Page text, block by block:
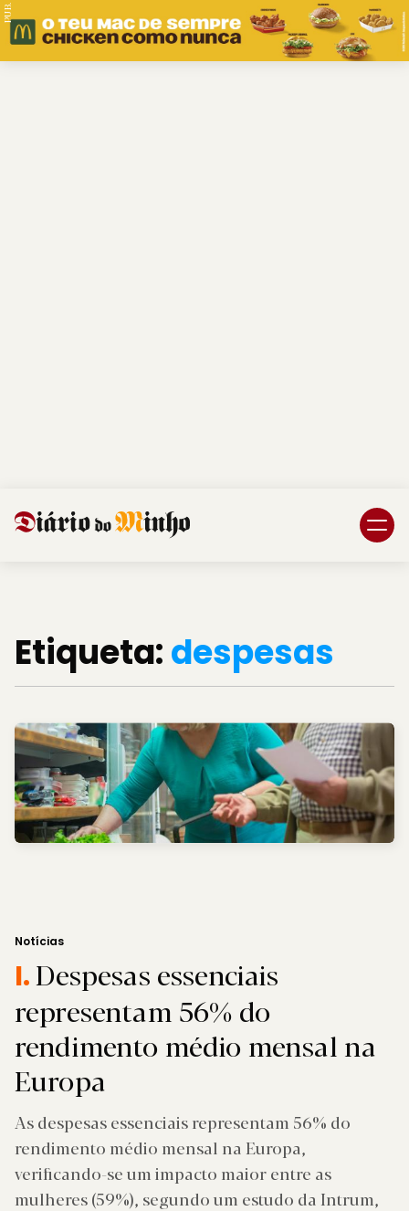
PUB.
Etiqueta:despesas
Notícias
I.Despesas essenciais
representam 56% do
rendimento médio mensal na
Europa
As despesas essenciais representam 56% do
rendimento médio mensal na Europa,
verificando-se um impacto maior entre as
mulheres (59%), segundo um estudo da Intrum,